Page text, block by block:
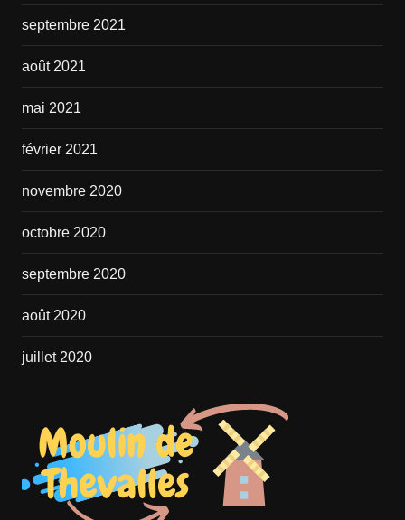
septembre 2021
août 2021
mai 2021
février 2021
novembre 2020
octobre 2020
septembre 2020
août 2020
juillet 2020